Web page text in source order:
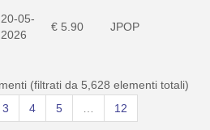
20-05-
2026
€ 5.90 JPOP
(filtrati da 5,628 elementi totali)
3 4 5 12